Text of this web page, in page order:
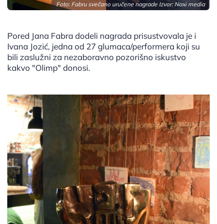
Foto: Fabru svečano uručene nagrade Izvor: Naxi media
Pored Jana Fabra dodeli nagrada prisustvovala je i
Ivana Jozić, jedna od 27 glumaca/performera koji su
bili zaslužni za nezaboravno pozorišno iskustvo
kakvo "Olimp" donosi.